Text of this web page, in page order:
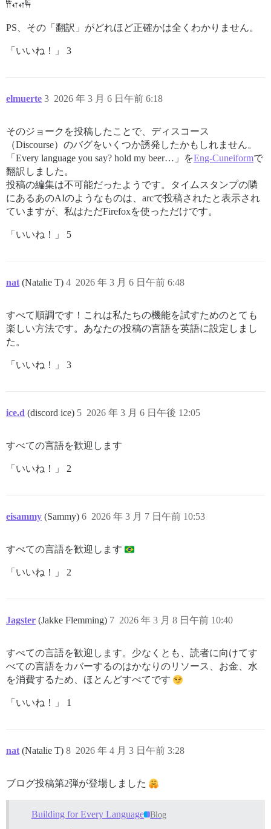
𐎡𐎤𐎤𐎱
PS、その「翻訳」がどれほど正確かは全くわかりません。
「いいね！」 3
elmuerte 2026 年 3 月 6 日午前 6:18
3
そのジョークを投稿したことで、ディスコース
（Discourse）のバグをいくつか誘発したかもしれません。
「Every language you say? hold my beer…」をEng-Cuneiformで
翻訳しました。
投稿の編集は不可能だったようです。タイムスタンプの隣
にあるあのAIのようなものは、arcで投稿されたと表示され
ていますが、私はただFirefoxを使っただけです。
「いいね！」 5
nat (Natalie T) 2026 年 3 月 6 日午前 6:48
4
すべて順調です！これは私たちの機能を試すためのとても
楽しい方法です。あなたの投稿の言語を英語に設定しまし
た。
「いいね！」 3
ice.d (discord ice) 2026 年 3 月 6 日午後 12:05
5
すべての言語を歓迎します
「いいね！」 2
eisammy (Sammy) 2026 年 3 月 7 日午前 10:53
6
すべての言語を歓迎します
「いいね！」 2
Jagster (Jakke Flemming) 2026 年 3 月 8 日午前 10:40
7
すべての言語を歓迎します。少なくとも、読者に向けてす
べての言語をカバーするのはかなりのリソース、お金、水
を消費するため、ほとんどすべてです
「いいね！」 1
nat (Natalie T) 2026 年 4 月 3 日午前 3:28
8
ブログ投稿第2弾が登場しました
Building for Every Language Blog